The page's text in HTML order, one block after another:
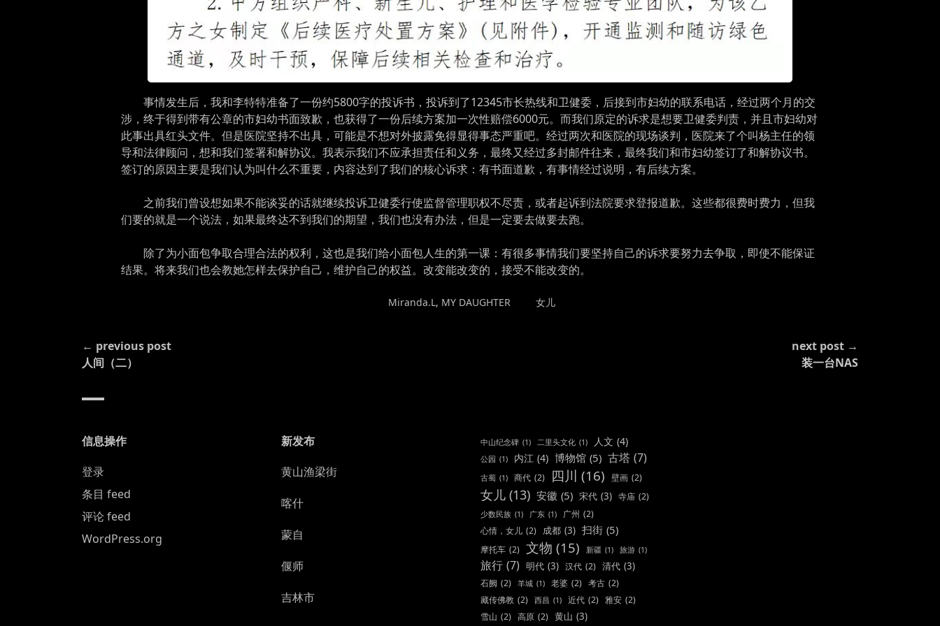
事情发生后，我和李特特准备了一份约5800字的投诉书，投诉到了12345市长热线和卫健委，后接到市妇幼的联系电话，经过两个月的交
涉，终于得到带有公章的市妇幼书面致歉，也获得了一份后续方案加一次性赔偿6000元。而我们原定的诉求是想要卫健委判责，并且市妇幼对
此事出具红头文件。但是医院坚持不出具，可能是不想对外披露免得显得事态严重吧。经过两次和医院的现场谈判，医院来了个叫杨主任的领
导和法律顾问，想和我们签署和解协议。我表示我们不应承担责任和义务，最终又经过多封邮件往来，最终我们和市妇幼签订了和解协议书。
签订的原因主要是我们认为叫什么不重要，内容达到了我们的核心诉求：有书面道歉，有事情经过说明，有后续方案。
之前我们曾设想如果不能谈妥的话就继续投诉卫健委行使监督管理职权不尽责，或者起诉到法院要求登报道歉。这些都很费时费力，但我
们要的就是一个说法，如果最终达不到我们的期望，我们也没有办法，但是一定要去做要去跑。
除了为小面包争取合理合法的权利，这也是我们给小面包人生的第一课：有很多事情我们要坚持自己的诉求要努力去争取，即使不能保证
结果。将来我们也会教她怎样去保护自己，维护自己的权益。改变能改变的，接受不能改变的。
POSTED
Miranda.L, MY DAUGHTER TAGGED
女儿
CONTINUE
READING
← previous post
人间（二）
next post →
装一台NAS
信息操作
登录
条目 feed
评论 feed
WordPress.org
新发布
黄山渔梁街
喀什
蒙自
偃师
吉林市
中山纪念碑 (1) 二里头文化 (1) 人文 (4)
公园 (1) 内江 (4) 博物馆 (5) 古塔 (7)
古蜀 (1) 商代 (2) 四川 (16) 壁画 (2)
女儿 (13) 安徽 (5) 宋代 (3) 寺庙 (2)
少数民族 (1) 广东 (1) 广州 (2)
心情，女儿 (2) 成都 (3) 扫街 (5)
摩托车 (2) 文物 (15) 新疆 (1) 旅游 (1)
旅行 (7) 明代 (3) 汉代 (2) 清代 (3)
石阙 (2) 羊城 (1) 老婆 (2) 考古 (2)
藏传佛教 (2) 西昌 (1) 近代 (2) 雅安 (2)
雪山 (2) 高原 (2) 黄山 (3)